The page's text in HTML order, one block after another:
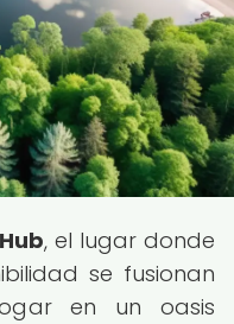
, el lugar donde
se fusionan
en un oasis